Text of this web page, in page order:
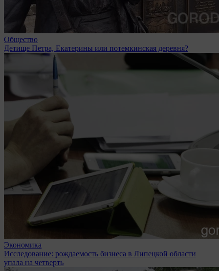
Общество
Детище Петра, Екатерины или потемкинская деревня?
Экономика
Исследование: рождаемость бизнеса в Липецкой области
упала на четверть